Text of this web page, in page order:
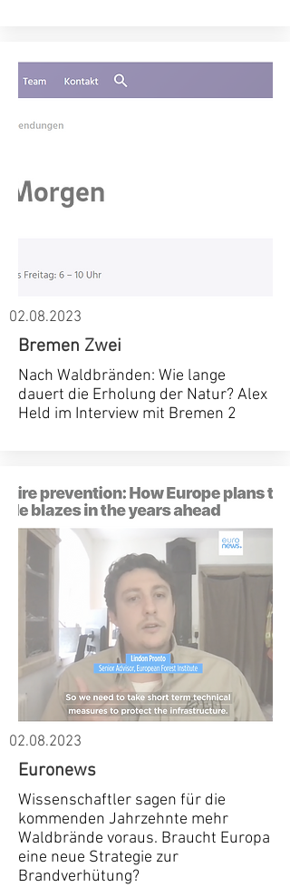
02.08.2023
Bremen Zwei
Nach Waldbränden: Wie lange
dauert die Erholung der Natur? Alex
Held im Interview mit Bremen 2
02.08.2023
Euronews
Wissenschaftler sagen für die
kommenden Jahrzehnte mehr
Waldbrände voraus. Braucht Europa
eine neue Strategie zur
Brandverhütung?